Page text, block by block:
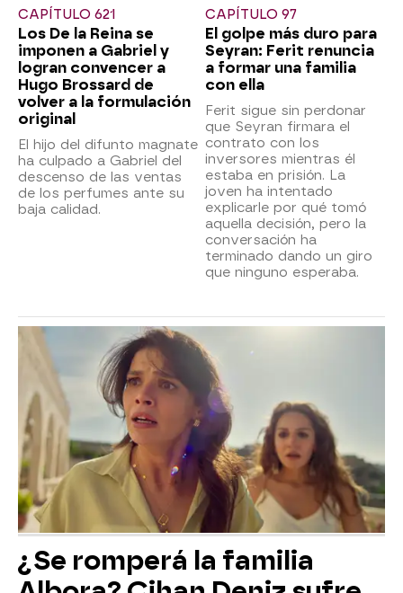
CAPÍTULO 621
Los De la Reina se
imponen a Gabriel y
logran convencer a
Hugo Brossard de
volver a la formulación
original
El hijo del difunto magnate
ha culpado a Gabriel del
descenso de las ventas
de los perfumes ante su
baja calidad.
CAPÍTULO 97
El golpe más duro para
Seyran: Ferit renuncia
a formar una familia
con ella
Ferit sigue sin perdonar
que Seyran firmara el
contrato con los
inversores mientras él
estaba en prisión. La
joven ha intentado
explicarle por qué tomó
aquella decisión, pero la
conversación ha
terminado dando un giro
que ninguno esperaba.
¿Se romperá la familia